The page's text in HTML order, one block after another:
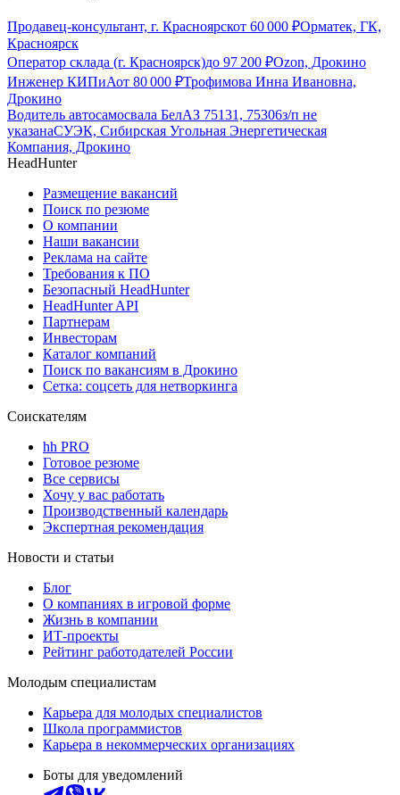
Продавец-консультант, г. Красноярскот 60 000 ₽Орматек, ГК,
Красноярск
Оператор склада (г. Красноярск)до 97 200 ₽Ozon, Дрокино
Инженер КИПиАот 80 000 ₽Трофимова Инна Ивановна,
Дрокино
Водитель автосамосвала БелАЗ 75131, 75306з/п не
указанаСУЭК, Сибирская Угольная Энергетическая
Компания, Дрокино
HeadHunter
Размещение вакансий
Поиск по резюме
О компании
Наши вакансии
Реклама на сайте
Требования к ПО
Безопасный HeadHunter
HeadHunter API
Партнерам
Инвесторам
Каталог компаний
Поиск по вакансиям в Дрокино
Сетка: соцсеть для нетворкинга
Соискателям
hh PRO
Готовое резюме
Все сервисы
Хочу у вас работать
Производственный календарь
Экспертная рекомендация
Новости и статьи
Блог
О компаниях в игровой форме
Жизнь в компании
ИТ-проекты
Рейтинг работодателей России
Молодым специалистам
Карьера для молодых специалистов
Школа программистов
Карьера в некоммерческих организациях
Боты для уведомлений